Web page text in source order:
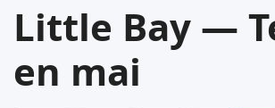
Little Bay —
en mai